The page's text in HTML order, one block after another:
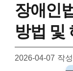
장애인
방법 및
2026-04-07 작